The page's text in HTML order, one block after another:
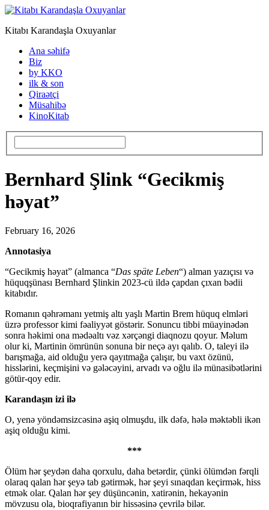
Kitabı Karandaşla Oxuyanlar
Ana səhifə
Biz
by KKO
ilk & son
Qiraətçi
Müsahibə
KinoKitab
Bernhard Şlink “Gecikmiş
həyat”
February 16, 2026
Annotasiya
“Gecikmiş həyat” (almanca “Das späte Leben“) alman yazıçısı və
hüquqşünası Bernhard Şlinkin 2023-cü ildə çapdan çıxan bədii
kitabıdır.
Romanın qəhrəmanı yetmiş altı yaşlı Martin Brem hüquq elmləri
üzrə professor kimi fəaliyyət göstərir. Sonuncu tibbi müayinədən
sonra həkimi ona mədəaltı vəz xərçəngi diaqnozu qoyur. Məlum
olur ki, Martinin ömrünün sonuna bir neçə ayı qalıb. O, taleyi ilə
barışmağa, aid olduğu yerə qayıtmağa çalışır, bu vaxt özünü,
hisslərini, keçmişini və gələcəyini, arvadı və oğlu ilə münasibətlərini
götür-qoy edir.
Karandaşın izi ilə
O, yenə yöndəmsizcəsinə aşiq olmuşdu, ilk dəfə, hələ məktəbli ikən
aşiq olduğu kimi.
***
Ölüm hər şeydən daha qorxulu, daha betərdir, çünki ölümdən fərqli
olaraq qalan hər şeyə tab gətirmək, hər şeyi sınaqdan keçirmək, hiss
etmək olar. Qalan hər şey düşüncənin, xatirənin, hekayənin
mövzusu ola, bioqrafiyanın bir hissəsinə çevrilə bilər.